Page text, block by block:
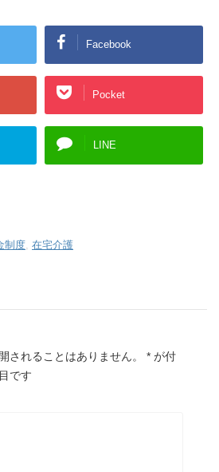
Facebook
Pocket
LINE
制度 在宅介護
されることはありません。 * が付
です